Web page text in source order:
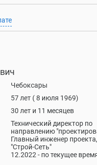
Чебоксары
57 лет ( 8 июля 1969)
30 лет и 11 месяцев
Технический директор по
направлению
Главный инженер
"Строй-Сеть"
12.2022 - по текущее